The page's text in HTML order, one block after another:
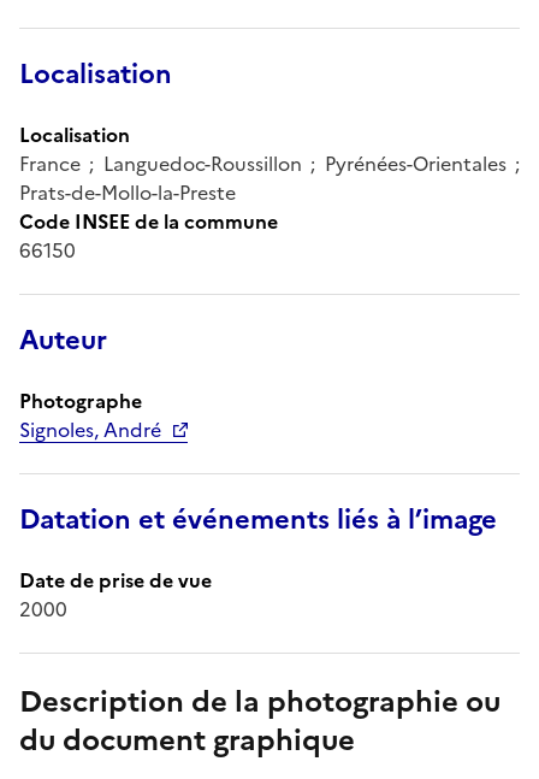
Localisation
Localisation
France ; Languedoc-Roussillon ; Pyrénées-Orientales ;
Prats-de-Mollo-la-Preste
Code INSEE de la commune
66150
Auteur
Photographe
Signoles, André
Datation et événements liés à l’image
Date de prise de vue
2000
Description de la photographie ou
du document graphique